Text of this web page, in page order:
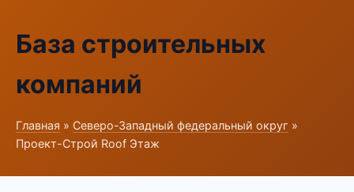
База строительных
компаний
Главная » Северо-Западный федеральный округ »
Проект-Строй Roof Этаж